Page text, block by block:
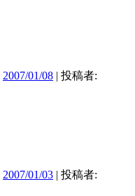
2007/01/08 | 投稿者:
2007/01/03 | 投稿者: